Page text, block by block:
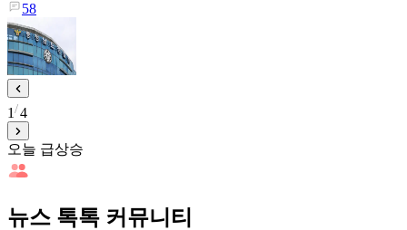
58
1 4
오늘 급상승
뉴스 톡톡 커뮤니티